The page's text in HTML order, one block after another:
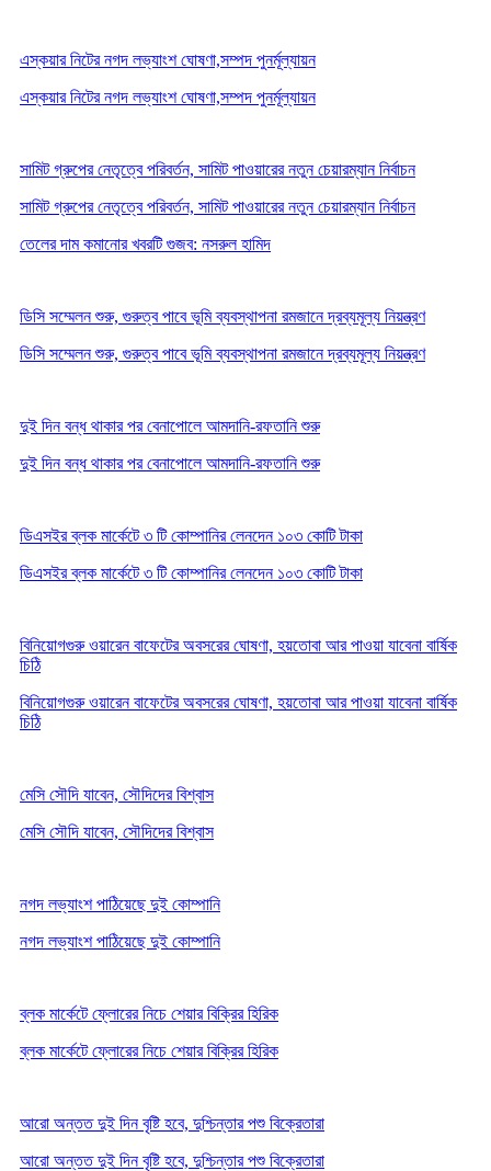
এস্কয়ার নিটের নগদ লভ্যাংশ ঘোষণা,সম্পদ পুনর্মূল্যায়ন
এস্কয়ার নিটের নগদ লভ্যাংশ ঘোষণা,সম্পদ পুনর্মূল্যায়ন
সামিট গ্রুপের নেতৃত্বে পরিবর্তন, সামিট পাওয়ারের নতুন চেয়ারম্যান নির্বাচন
সামিট গ্রুপের নেতৃত্বে পরিবর্তন, সামিট পাওয়ারের নতুন চেয়ারম্যান নির্বাচন
তেলের দাম কমানোর খবরটি গুজব: নসরুল হামিদ
ডিসি সম্মেলন শুরু, গুরুত্ব পাবে ভূমি ব্যবস্থাপনা রমজানে দ্রব্যমূল্য নিয়ন্ত্রণ
ডিসি সম্মেলন শুরু, গুরুত্ব পাবে ভূমি ব্যবস্থাপনা রমজানে দ্রব্যমূল্য নিয়ন্ত্রণ
দুই দিন বন্ধ থাকার পর বেনাপোলে আমদানি-রফতানি শুরু
দুই দিন বন্ধ থাকার পর বেনাপোলে আমদানি-রফতানি শুরু
ডিএসইর ব্লক মার্কেটে ৩ টি কোম্পানির লেনদেন ১০৩ কোটি টাকা
ডিএসইর ব্লক মার্কেটে ৩ টি কোম্পানির লেনদেন ১০৩ কোটি টাকা
বিনিয়োগগুরু ওয়ারেন বাফেটের অবসরের ঘোষণা, হয়তোবা আর পাওয়া যাবেনা বার্ষিক
চিঠি
বিনিয়োগগুরু ওয়ারেন বাফেটের অবসরের ঘোষণা, হয়তোবা আর পাওয়া যাবেনা বার্ষিক
চিঠি
মেসি সৌদি যাবেন, সৌদিদের বিশ্বাস
মেসি সৌদি যাবেন, সৌদিদের বিশ্বাস
নগদ লভ্যাংশ পাঠিয়েছে দুই কোম্পানি
নগদ লভ্যাংশ পাঠিয়েছে দুই কোম্পানি
ব্লক মার্কেটে ফ্লোরের নিচে শেয়ার বিক্রির হিরিক
ব্লক মার্কেটে ফ্লোরের নিচে শেয়ার বিক্রির হিরিক
আরো অন্তত দুই দিন বৃষ্টি হবে, দুশ্চিন্তার পশু বিক্রেতারা
আরো অন্তত দুই দিন বৃষ্টি হবে, দুশ্চিন্তার পশু বিক্রেতারা